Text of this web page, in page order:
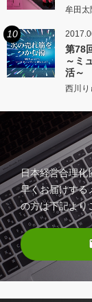
牟田太
10
第78
～ミ
活～
西川り
日本経営合理化
早くお届けする
の方は下記より